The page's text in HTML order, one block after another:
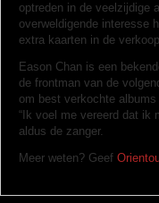
optreden in de veelzijdige
overweldigende interesse
extra kaarten in de
Eason Chan is een
de frontman van de
om best verkochte
“Ik voel me vereerd dat ik
aldus de zanger.
Meer weten? Geef